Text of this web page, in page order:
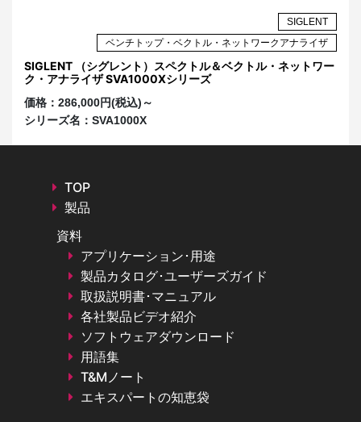
SIGLENT
ベンチトップ・ベクトル・ネットワークアナライザ
SIGLENT （シグレント）スペクトル＆ベクトル・ネットワー
ク・アナライザ SVA1000Xシリーズ
価格： 286,000円(税込)～
シリーズ名： SVA1000X
TOP
製品
資料
アプリケーション･用途
製品カタログ･ユーザーズガイド
取扱説明書･マニュアル
各社製品ビデオ紹介
ソフトウェアダウンロード
用語集
T&Mノート
エキスパートの知恵袋